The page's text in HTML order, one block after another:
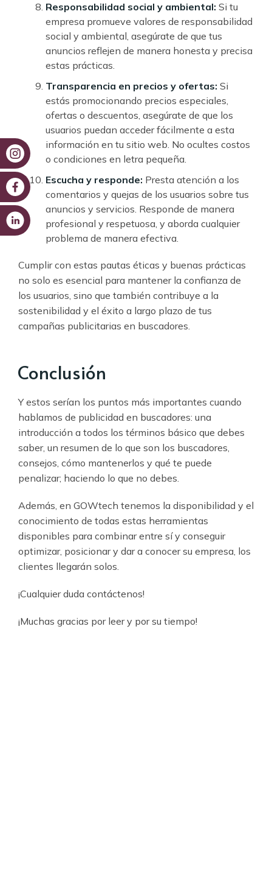
Responsabilidad social y ambiental: Si tu
empresa promueve valores de responsabilidad
social y ambiental, asegúrate de que tus
anuncios reflejen de manera honesta y precisa
estas prácticas.
Transparencia en precios y ofertas: Si
estás promocionando precios especiales,
ofertas o descuentos, asegúrate de que los
usuarios puedan acceder fácilmente a esta
información en tu sitio web. No ocultes costos
o condiciones en letra pequeña.
Escucha y responde: Presta atención a los
comentarios y quejas de los usuarios sobre tus
anuncios y servicios. Responde de manera
profesional y respetuosa, y aborda cualquier
problema de manera efectiva.
Cumplir con estas pautas éticas y buenas prácticas
no solo es esencial para mantener la confianza de
los usuarios, sino que también contribuye a la
sostenibilidad y el éxito a largo plazo de tus
campañas publicitarias en buscadores.
Conclusión
Y estos serían los puntos más importantes cuando
hablamos de publicidad en buscadores: una
introducción a todos los términos básico que debes
saber, un resumen de lo que son los buscadores,
consejos, cómo mantenerlos y qué te puede
penalizar; haciendo lo que no debes.
Además, en GOWtech tenemos la disponibilidad y el
conocimiento de todas estas herramientas
disponibles para combinar entre sí y conseguir
optimizar, posicionar y dar a conocer su empresa, los
clientes llegarán solos.
¡Cualquier duda contáctenos!
¡Muchas gracias por leer y por su tiempo!